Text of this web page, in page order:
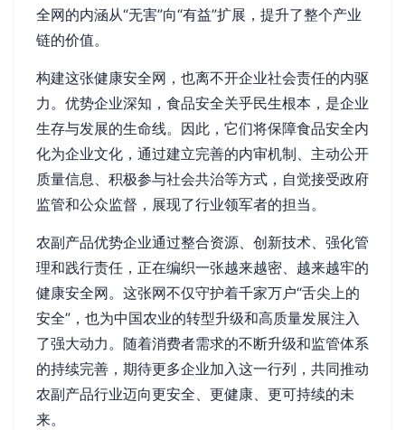
全网的内涵从“无害”向“有益”扩展，提升了整个产业
链的价值。
构建这张健康安全网，也离不开企业社会责任的内驱
力。优势企业深知，食品安全关乎民生根本，是企业
生存与发展的生命线。因此，它们将保障食品安全内
化为企业文化，通过建立完善的内审机制、主动公开
质量信息、积极参与社会共治等方式，自觉接受政府
监管和公众监督，展现了行业领军者的担当。
农副产品优势企业通过整合资源、创新技术、强化管
理和践行责任，正在编织一张越来越密、越来越牢的
健康安全网。这张网不仅守护着千家万户“舌尖上的
安全”，也为中国农业的转型升级和高质量发展注入
了强大动力。随着消费者需求的不断升级和监管体系
的持续完善，期待更多企业加入这一行列，共同推动
农副产品行业迈向更安全、更健康、更可持续的未
来。